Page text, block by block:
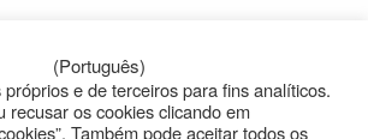
(Português)
e de terceiros para fins analíticos.
recusar os cookies clicando em
Também pode aceitar todos os